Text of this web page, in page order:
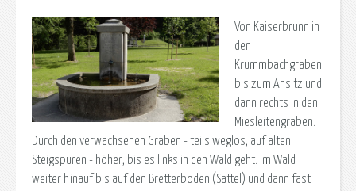
Von Kaiserbrunn in
den
Krummbachgraben
bis zum Ansitz und
dann rechts in den
Miesleitengraben.
Durch den verwachsenen Graben - teils weglos, auf alten
Steigspuren - höher, bis es links in den Wald geht. Im Wald
weiter hinauf bis auf den Bretterboden (Sattel) und dann fast